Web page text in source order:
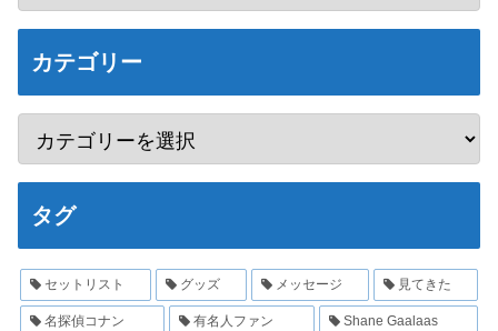
カテゴリー
タグ
セットリスト グッズ メッセージ 見てきた
名探偵コナン 有名人ファン Shane Gaalaas